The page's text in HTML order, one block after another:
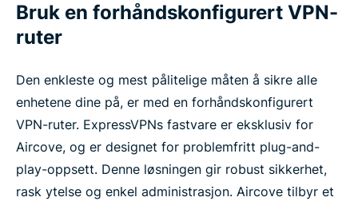
Bruk en forhåndskonfigurert VPN-
ruter
Den enkleste og mest pålitelige måten å sikre alle
enhetene dine på, er med en forhåndskonfigurert
VPN-ruter. ExpressVPNs fastvare er eksklusiv for
Aircove, og er designet for problemfritt plug-and-
play-oppsett. Denne løsningen gir robust sikkerhet,
rask ytelse og enkel administrasjon. Aircove tilbyr et